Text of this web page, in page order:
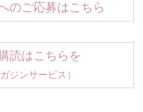
のご応募はこちら
読はこちらを
ジンサービス）